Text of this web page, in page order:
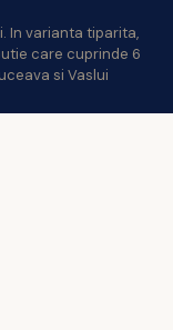
In varianta tiparita,
care cuprinde 6
si Vaslui